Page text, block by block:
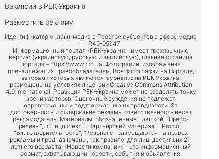
Вакансии в РБК-Украина
Разместить рекламу
Идентификатор онлайн-медиа в Реестре субъектов в сфере медиа
— R40-05347
Информационный портал «РБК-Украина» имеет трехязычную
версию (украинскую, русскую и английскую), главная страница
портала – https://www.rbc.ua. Фотографии, изображения
принадлежат их правообладателям. Все фотографии на Портале,
авторами которых являются журналисты РБК-Украина,
размещены на условиях лицензии Creative Commons Attribution
4.0 International. Редакция РБК-Украина может не разделять точку
зрения авторов. Оценочные суждения не подлежат
опровержению и подтверждению их правдивости. За
достоверность и содержание рекламы ответственность несет
рекламодатель. Материалы, обозначенные плашкой: "Пресс-
релизы", "Спецпроект", "Партнерский материал", "Promo",
"Благотворительность", "Резонанс" размещаются на правах
рекламы и предназначены, как правило, для лиц, достигших 21-
летнего возраста. «Новости компании» – это информационный
формат, охватывающий новости, события и объявления,